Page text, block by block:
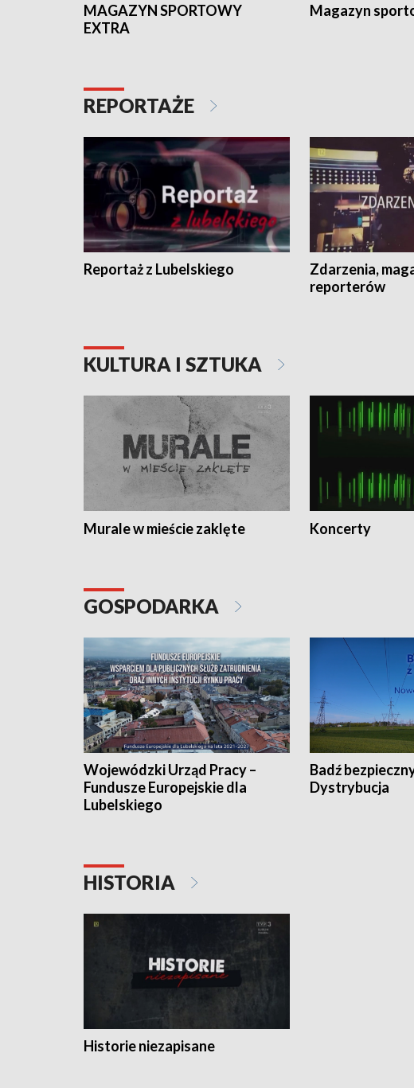
MAGAZYN SPORTOWY
EXTRA
Magazyn
REPORTAŻE
Reportaż z Lubelskiego
Zdarzenia,
reporterów
KULTURA I SZTUKA
Murale w mieście zaklęte Koncerty
GOSPODARKA
Wojewódzki Urząd Pracy –
Fundusze Europejskie dla
Lubelskiego
Badź
Dystrybucja
HISTORIA
Historie niezapisane